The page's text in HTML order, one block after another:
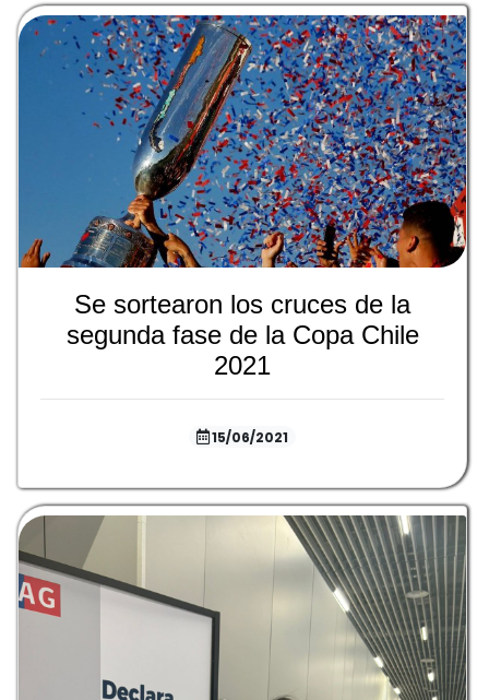
Se sortearon los cruces de la
segunda fase de la Copa Chile
2021
15/06/2021